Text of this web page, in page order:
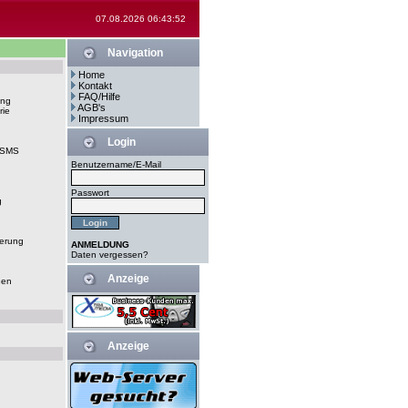
07.08.2026 06:43:52
Navigation
Home
Kontakt
FAQ/Hilfe
AGB's
Impressum
Login
Benutzername/E-Mail
Passwort
ANMELDUNG
Daten vergessen?
Anzeige
Anzeige